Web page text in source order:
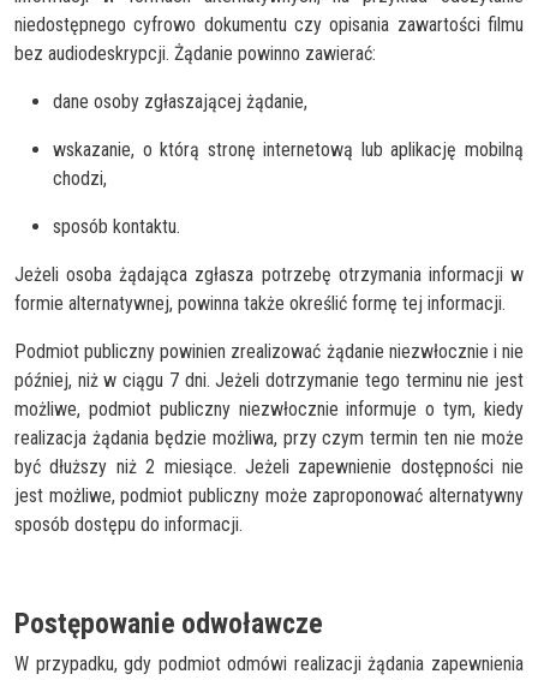
niedostępnego cyfrowo dokumentu czy opisania zawartości filmu
bez audiodeskrypcji. Żądanie powinno zawierać:
dane osoby zgłaszającej żądanie,
wskazanie, o którą stronę internetową lub aplikację mobilną
chodzi,
sposób kontaktu.
Jeżeli osoba żądająca zgłasza potrzebę otrzymania informacji w
formie alternatywnej, powinna także określić formę tej informacji.
Podmiot publiczny powinien zrealizować żądanie niezwłocznie i nie
później, niż w ciągu 7 dni. Jeżeli dotrzymanie tego terminu nie jest
możliwe, podmiot publiczny niezwłocznie informuje o tym, kiedy
realizacja żądania będzie możliwa, przy czym termin ten nie może
być dłuższy niż 2 miesiące. Jeżeli zapewnienie dostępności nie
jest możliwe, podmiot publiczny może zaproponować alternatywny
sposób dostępu do informacji.
Postępowanie odwoławcze
W przypadku, gdy podmiot odmówi realizacji żądania zapewnienia